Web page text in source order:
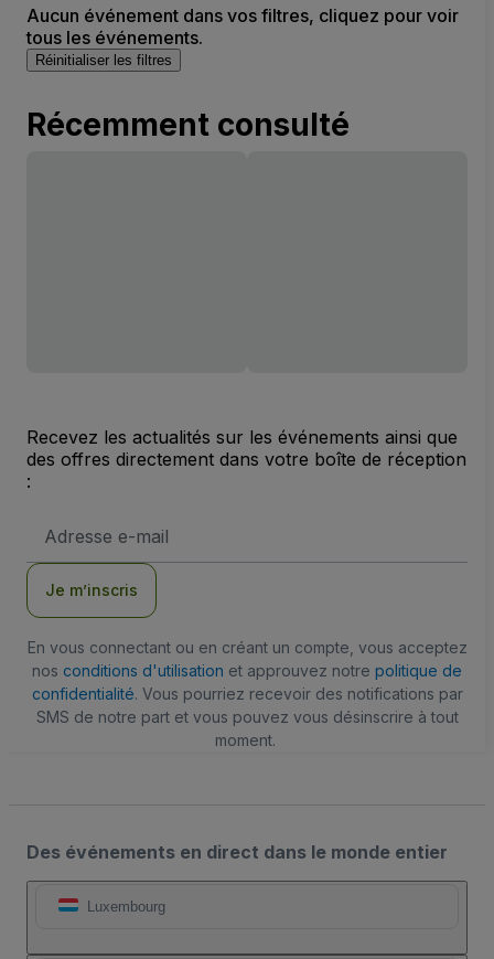
Aucun événement dans vos filtres, cliquez pour voir
tous les événements.
Réinitialiser les filtres
Récemment consulté
Recevez les actualités sur les événements ainsi que
des offres directement dans votre boîte de réception
:
e-
Je m’inscris
En vous connectant ou en créant un compte, vous acceptez
nos conditions d'utilisation et approuvez notre politique de
confidentialité. Vous pourriez recevoir des notifications par
SMS de notre part et vous pouvez vous désinscrire à tout
moment.
Des événements en direct dans le monde entier
Luxembourg